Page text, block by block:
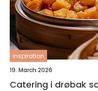
inspiration
19. March 2026
Catering i drøbak